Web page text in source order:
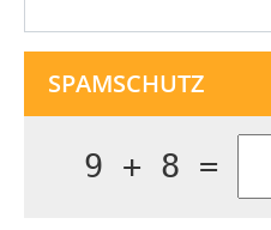
SPAMSCHUTZ
9 + 8 =